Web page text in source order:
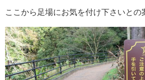
ここから足場にお気を付け下さいとの